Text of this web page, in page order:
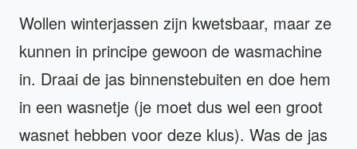
Wollen winterjassen zijn kwetsbaar, maar ze
kunnen in principe gewoon de wasmachine
in. Draai de jas binnenstebuiten en doe hem
in een wasnetje (je moet dus wel een groot
wasnet hebben voor deze klus). Was de jas